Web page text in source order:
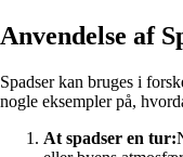
Anvendelse af
Spadser kan bruges i
nogle eksempler på,
At spadser en tur: